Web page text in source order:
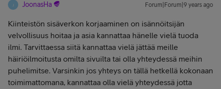
J JoonasHa Forum|Forum|9 years ago
Kiinteistön sisäverkon korjaaminen on isännöitsijän
velvollisuus hoitaa ja asia kannattaa hänelle vielä tuoda
ilmi. Tarvittaessa siitä kannattaa vielä jättää meille
häiriöilmoitusta omilta sivuilta tai olla yhteydessä meihin
puhelimitse. Varsinkin jos yhteys on tällä hetkellä kokonaan
toimimattomana, kannattaa olla vielä yhteydessä jotta